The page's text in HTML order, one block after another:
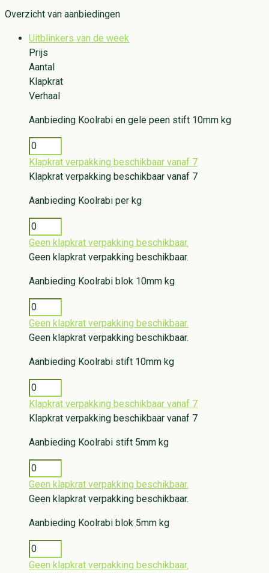
Overzicht van aanbiedingen
Uitblinkers van de week
Prijs
Aantal
Klapkrat
Verhaal
Aanbieding Koolrabi en gele peen stift 10mm kg
Klapkrat verpakking beschikbaar vanaf 7
Klapkrat verpakking beschikbaar vanaf 7
Aanbieding Koolrabi per kg
Geen klapkrat verpakking beschikbaar.
Geen klapkrat verpakking beschikbaar.
Aanbieding Koolrabi blok 10mm kg
Geen klapkrat verpakking beschikbaar.
Geen klapkrat verpakking beschikbaar.
Aanbieding Koolrabi stift 10mm kg
Klapkrat verpakking beschikbaar vanaf 7
Klapkrat verpakking beschikbaar vanaf 7
Aanbieding Koolrabi stift 5mm kg
Geen klapkrat verpakking beschikbaar.
Geen klapkrat verpakking beschikbaar.
Aanbieding Koolrabi blok 5mm kg
Geen klapkrat verpakking beschikbaar.